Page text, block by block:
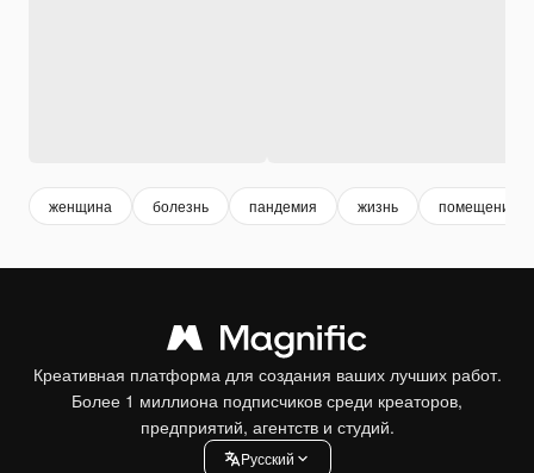
женщина болезнь пандемия жизнь помещение
Креативная платформа для создания ваших лучших работ.
Более 1 миллиона подписчиков среди креаторов,
предприятий, агентств и студий.
Pусский